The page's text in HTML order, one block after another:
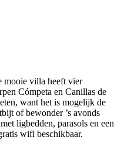
mooie villa heeft vier
Cómpeta en Canillas de
want het is mogelijk de
of bewonder ’s avonds
ligbedden, parasols en een
wifi beschikbaar.